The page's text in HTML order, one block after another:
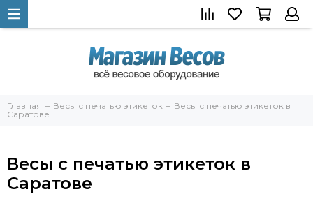
Главная Весы с печатью этикеток
Весы с печатью этикеток в
Саратове
Весы с печатью этикеток в
Саратове